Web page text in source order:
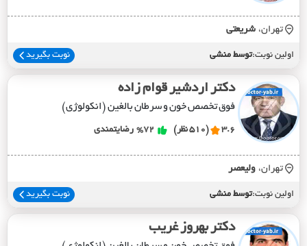
تهران، شريعتي
اولین نوبت:توسط منشی نوبت بگیرید
دکتر اردشیر قوام زاده
فوق تخصص خون و سرطان بالغین (انکولوژی)
3.6 (510 نظر) %72 رضایتمندی
تهران، وليعصر
اولین نوبت:توسط منشی نوبت بگیرید
دکتر بهروز غریب